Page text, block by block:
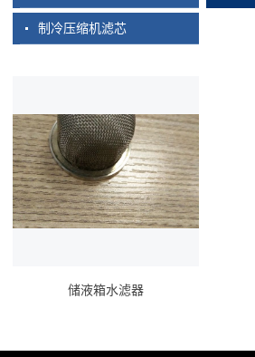
制冷压缩机滤芯
储液箱水滤器